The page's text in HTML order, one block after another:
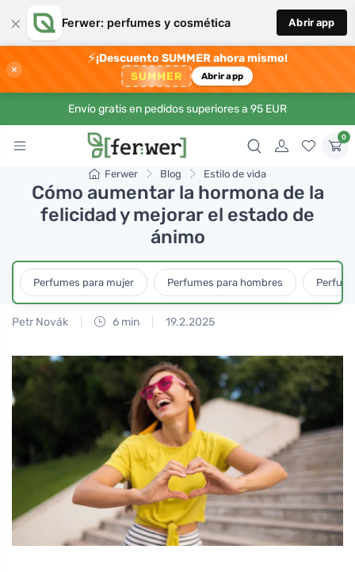
× Ferwer: perfumes y cosmética Abrir app
×
⚡¡Descuento SUMMER ahora mismo!
SUMMER Abrir app
Envío gratis en pedidos superiores a 95 EUR
0
Ferwer Blog Estilo de vida
Cómo aumentar la hormona de la
felicidad y mejorar el estado de
ánimo
Perfumes para mujer Perfumes para hombres
Petr Novák 6 min 19.2.2025